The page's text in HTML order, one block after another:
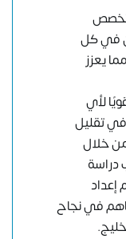
في كل
يعزز
لأي
تقليل
خلال
في نجاح